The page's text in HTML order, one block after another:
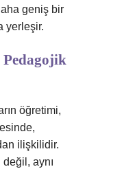
geniş bir
yerleşir.
öğretimi,
ilişkilidir.
değil, aynı